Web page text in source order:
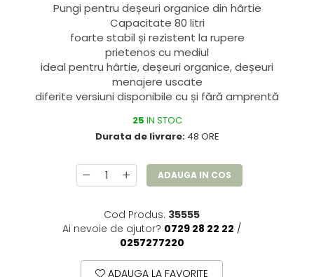
Pungi pentru deșeuri organice din hârtie
Capacitate 80 litri
foarte stabil și rezistent la rupere
prietenos cu mediul
ideal pentru hârtie, deșeuri organice, deșeuri
menajere uscate
diferite versiuni disponibile cu și fără amprentă
25 IN STOC
Durata de livrare:48 ORE
ADAUGA IN COS
Cod Produs: 35555
Ai nevoie de ajutor? 0729 28 22 22 /
0257277220
ADAUGA LA FAVORITE